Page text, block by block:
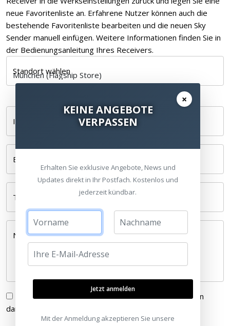
neue Favoritenliste an. Erfahrene Nutzer können auch die
bestehende Favoritenliste bearbeiten und die neuen Sky
Sender manuell einfügen. Weitere Informationen finden Sie in
der Bedienungsanleitung Ihres Receivers.
Standort wählen
Ihr Name *
E-Mail *
Telefonnummer
Nachricht *
Ich habe dieDatenschutzerklärunggelesen und bin
damit einverstanden.
×
KEINE ANGEBOTE
VERPASSEN
Erhalten Sie exklusive Angebote, News und
Updates direkt in Ihr Postfach. Kostenlos und
jederzeit kündbar.
Jetzt anmelden
Mit der Anmeldung akzeptieren Sie unsere